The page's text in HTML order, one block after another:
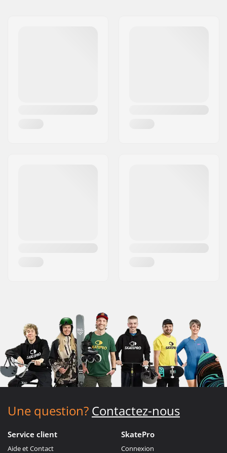
Une question? Contactez-nous
Service client
Aide et Contact
SkatePro
Connexion